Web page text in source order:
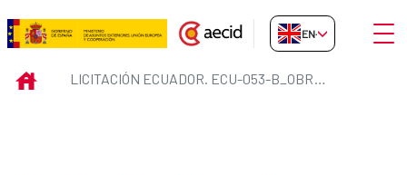
Skip to Main Content
Licitación Ecuador. ECU-053-
EN-GB
INICIO LICITACIÓN ECUADOR. ECU-053-B_OBRAS